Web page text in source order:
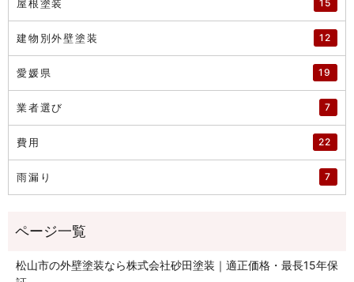
屋根塗装 15
建物別外壁塗装 12
愛媛県 19
業者選び 7
費用 22
雨漏り 7
松山市の外壁塗装なら株式会社砂田塗装｜適正価格・最長15年保